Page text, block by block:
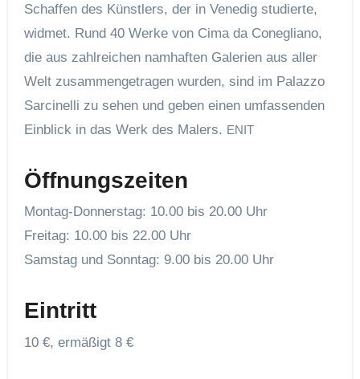
Schaffen des Künstlers, der in Venedig studierte,
widmet. Rund 40 Werke von Cima da Conegliano,
die aus zahlreichen namhaften Galerien aus aller
Welt zusammengetragen wurden, sind im Palazzo
Sarcinelli zu sehen und geben einen umfassenden
Einblick in das Werk des Malers. ENIT
Öffnungszeiten
Montag-Donnerstag: 10.00 bis 20.00 Uhr
Freitag: 10.00 bis 22.00 Uhr
Samstag und Sonntag: 9.00 bis 20.00 Uhr
Eintritt
10 €, ermäßigt 8 €